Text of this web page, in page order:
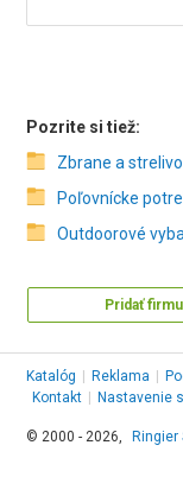
Pozrite si tiež:
Zbrane a strelivo
Poľovnícke
Outdoorové
Pridať firmu
Katalóg Reklama
Kontakt
Nastavenie
© 2000 - 2026,